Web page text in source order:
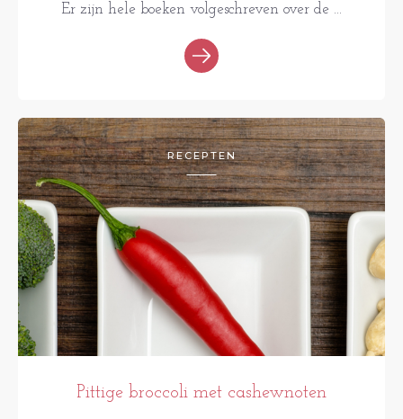
Er zijn hele boeken volgeschreven over de ...
RECEPTEN
Pittige broccoli met cashewnoten